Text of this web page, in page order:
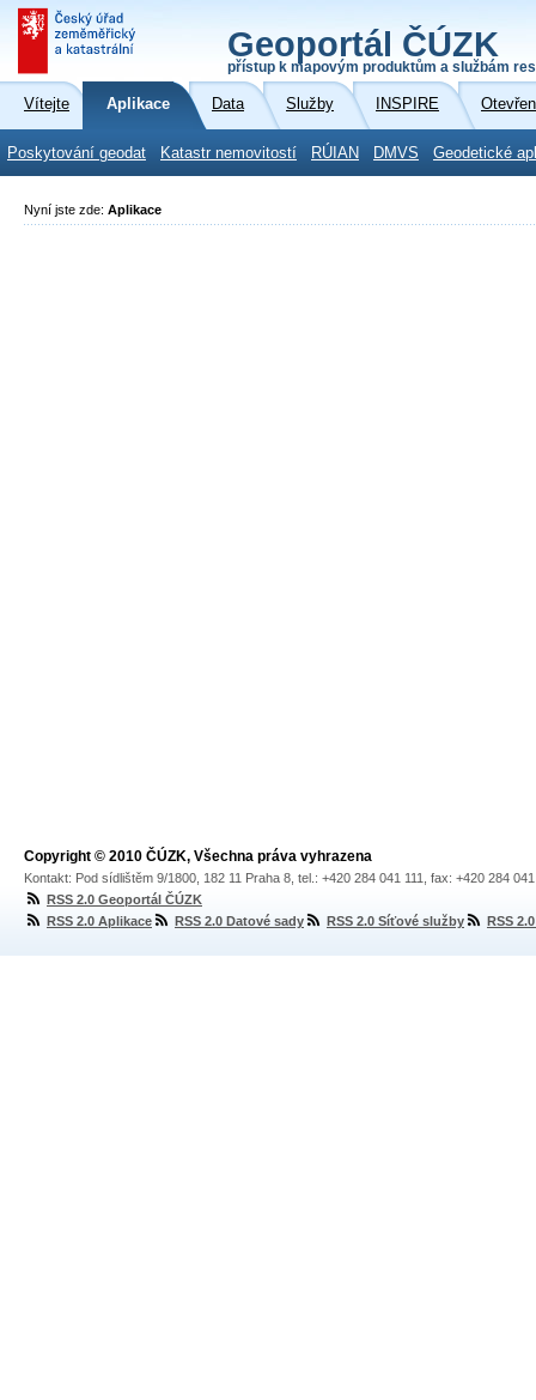
Geoportál ČÚZK
přístup k mapovým produktům a službám
Vítejte Aplikace Data Služby INSPIRE
Poskytování geodat Katastr nemovitostí RÚIAN DMVS Geodetické
Nyní jste zde: Aplikace
Copyright © 2010 ČÚZK, Všechna práva vyhrazena
Kontakt: Pod sídlištěm 9/1800, 182 11 Praha 8, tel.: +420 284 041 111, fax: +420 284
RSS 2.0 Geoportál ČÚZK
RSS 2.0 Aplikace
RSS 2.0 Datové sady RSS 2.0 Síťové služby RSS